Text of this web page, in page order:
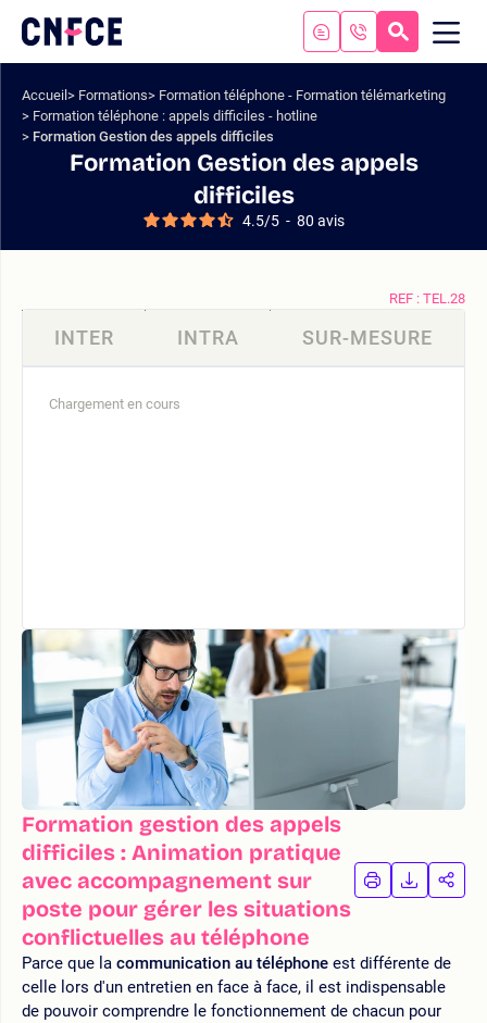
contenu
menu
Logo
site
Accueil Formations
Formation téléphone - Formation télémarketing
Formation téléphone : appels difficiles - hotline
Formation Gestion des appels difficiles
Formation Gestion des appels
difficiles
4.5/5 - 80 avis
Formation gestion des appels
difficiles : Animation pratique
avec accompagnement sur
poste pour gérer les situations
conflictuelles au téléphone
IMPRIMER
LA
LA
Parce que la communication au téléphone est différente de
celle lors d'un entretien en face à face, il est indispensable
de pouvoir comprendre le fonctionnement de chacun pour
REF : TEL.28
INTER INTRA SUR-MESURE